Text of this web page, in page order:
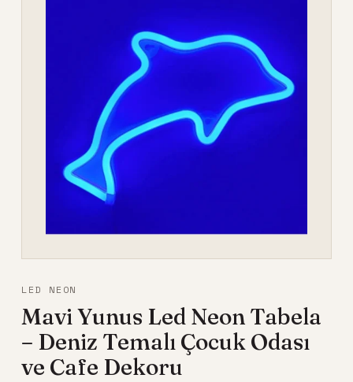
LED NEON
Mavi Yunus Led Neon Tabela
– Deniz Temalı Çocuk Odası
ve Cafe Dekoru